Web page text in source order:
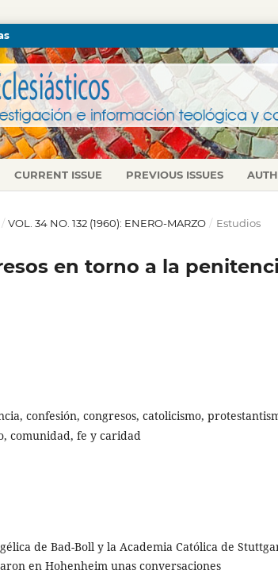
CURRENT ISSUE PREVIOUS ISSUES
/ VOL. 34 NO. 132 (1960): ENERO-MARZO / Estudios
en torno a la
confesión, congresos, catolicismo,
comunidad, fe y caridad
de Bad-Boll y la Academia Católica de
en Hohenheim unas conversaciones